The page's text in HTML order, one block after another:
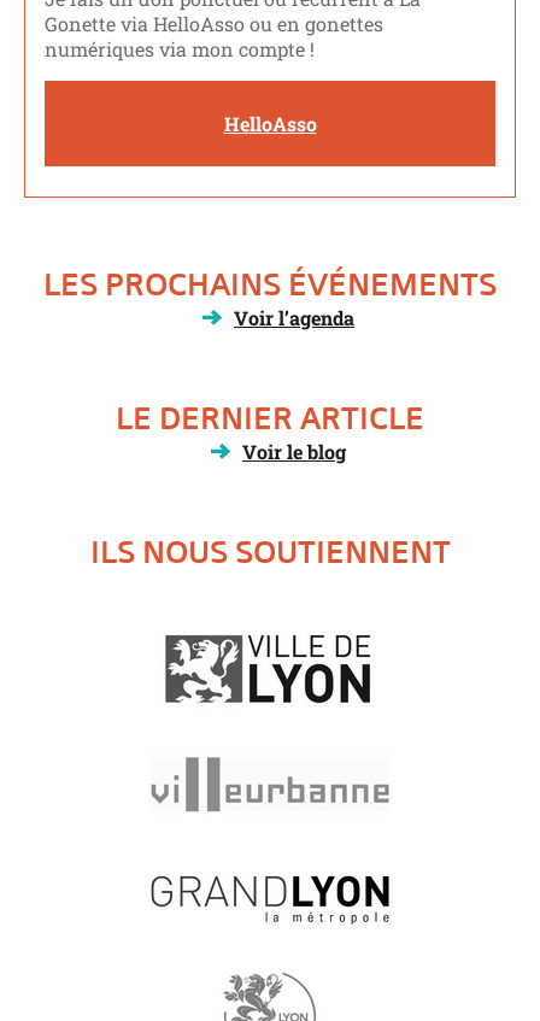
Gonette via HelloAsso ou en gonettes
numériques via mon compte !
HelloAsso
LES PROCHAINS ÉVÉNEMENTS
Voir l’agenda
LE DERNIER ARTICLE
Voir le blog
ILS NOUS SOUTIENNENT